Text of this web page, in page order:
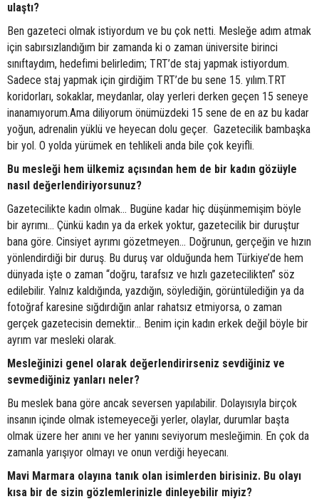
ulaştı?
Ben gazeteci olmak istiyordum ve bu çok netti. Mesleğe adım atmak
için sabırsızlandığım bir zamanda ki o zaman üniversite birinci
sınıftaydım, hedefimi belirledim; TRT’de staj yapmak istiyordum.
Sadece staj yapmak için girdiğim TRT’de bu sene 15. yılım.TRT
koridorları, sokaklar, meydanlar, olay yerleri derken geçen 15 seneye
inanamıyorum.Ama diliyorum önümüzdeki 15 sene de en az bu kadar
yoğun, adrenalin yüklü ve heyecan dolu geçer. Gazetecilik bambaşka
bir yol. O yolda yürümek en tehlikeli anda bile çok keyifli.
Bu mesleği hem ülkemiz açısından hem de bir kadın gözüyle
nasıl değerlendiriyorsunuz?
Gazetecilikte kadın olmak… Bugüne kadar hiç düşünmemişim böyle
bir ayrımı… Çünkü kadın ya da erkek yoktur, gazetecilik bir duruştur
bana göre. Cinsiyet ayrımı gözetmeyen… Doğrunun, gerçeğin ve hızın
yönlendirdiği bir duruş. Bu duruş var olduğunda hem Türkiye’de hem
dünyada işte o zaman “doğru, tarafsız ve hızlı gazetecilikten” söz
edilebilir. Yalnız kaldığında, yazdığın, söylediğin, görüntülediğin ya da
fotoğraf karesine sığdırdığın anlar rahatsız etmiyorsa, o zaman
gerçek gazetecisin demektir… Benim için kadın erkek değil böyle bir
ayrım var mesleki olarak.
Mesleğinizi genel olarak değerlendirirseniz sevdiğiniz ve
sevmediğiniz yanları neler?
Bu meslek bana göre ancak seversen yapılabilir. Dolayısıyla birçok
insanın içinde olmak istemeyeceği yerler, olaylar, durumlar başta
olmak üzere her anını ve her yanını seviyorum mesleğimin. En çok da
zamanla yarışıyor olmayı ve onun verdiği heyecanı.
Mavi Marmara olayına tanık olan isimlerden birisiniz. Bu olayı
kısa bir de sizin gözlemlerinizle dinleyebilir miyiz?